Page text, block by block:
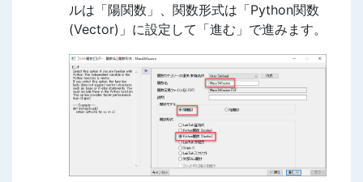
ルは「陽関数」、関数形式は「Python関数
(Vector)」に設定して「進む」で進みます。